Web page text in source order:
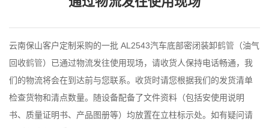
云南保山客户定制采购的一批 AL2543汽车底部密闭装卸鹤管 （油气
回收鹤管）已通过物流发往使用现场，请收货人保持电话畅通，我
们的物流将会在到达前与您联系。收货时请您根据我们的发货清单
检查货物和清点数量。随设备配备了文件资料（包括安使用说明
书、质量证明书、产品图册等）均放置在立柱标示处。如有疑问请